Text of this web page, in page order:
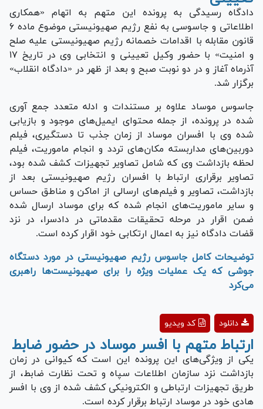
دادگاه رسیدگی به پرونده این متهم به اتهام «همکاری
اطلاعاتی و جاسوسی به نفع رژیم صهیونیستی موضوع ماده ۶
قانون مقابله با اقدامات خصمانه رژیم صهیونیستی علیه صلح
و امنیت» با حضور وکیل تعیینی و انتخابی وی در تاریخ ۱۷
آذرماه آغاز و در دو نوبت صبح و بعد از ظهر در «دادگاه انقلاب»
برگزار شد.
جاسوس موساد علاوه بر مستندات و ادله متعدد جمع آوری
شده در پرونده، از جمله محتوای ایمیل‌های موجود و بازیابی
شده وی با افسران موساد از زمان جذب تا دستگیری، فیلم
دوربین‌های مداربسته مکان‌های تردد و انجام ماموریت، فیلم
لحظه بازداشت وی که شامل تصاویر تجهیزات کشف شده بود،
تصاویر برقراری ارتباط با افسران رژیم صهیونیستی بعد از
بازداشت، تصاویر و فیلم‌های ارسالی از اماکن و مناطق حساس
و سایر ماموریت‌های انجام شده که برای موساد ارسال شده
ضمن اقرار در مرحله تحقیقات مقدماتی در دادسرا، در نزد
قضات دادگاه نیز به اعمال ارتکابی خود اقرار کرده است.
توضیحات کامل جاسوس رژیم صهیونیستی در مورد دستگاه
جوشی که یک عملیات ویژه را برای صهیونیست‌ها راهبری
می‌کرد
Play
Video
کد ویدیو دانلود
ارتباط متهم با افسر موساد در حضور ضابط
یکی از ویژگی‌های این پرونده این است که کیوانی در زمان
بازداشت نزد سازمان اطلاعات سپاه و تحت نظارت ضابط، از
طریق تجهیزات ارتباطی و الکترونیکی کشف شده از وی با افسر
هادی خود در موساد ارتباط برقرار کرده است.